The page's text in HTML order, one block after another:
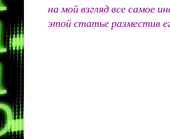
на мой взгляд все самое
этой статье разместив